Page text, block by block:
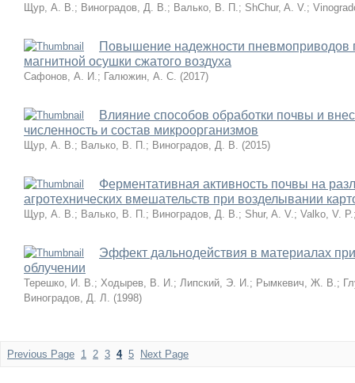
Щур, А. В.; Виноградов, Д. В.; Валько, В. П.; ShСhur, A. V.;
Повышение надежности пневмоприводов
магнитной осушки сжатого воздуха
Сафонов, А. И.; Галюжин, А. С. (2017)
Влияние способов обработки почвы и
численность и состав микроорганизмов
Щур, А. В.; Валько, В. П.; Виноградов, Д. В. (2015)
Ферментативная активность почвы на
агротехнических вмешательств при возделывании
Щур, А. В.; Валько, В. П.; Виноградов, Д. В.; Shur, A. V.; Valko, V. P.
Эффект дальнодействия в материалах
облучении
Терешко, И. В.; Ходырев, В. И.; Липский, Э. И.; Рымкевич, Ж. В.;
Виноградов, Д. Л. (1998)
Previous Page 1 2 3 4 5 Next Page